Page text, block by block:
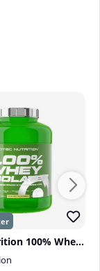
Scitec Nutrition 100% Whey Isolate, 1816 g